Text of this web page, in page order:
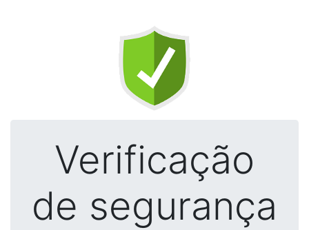
Verificação
de segurança